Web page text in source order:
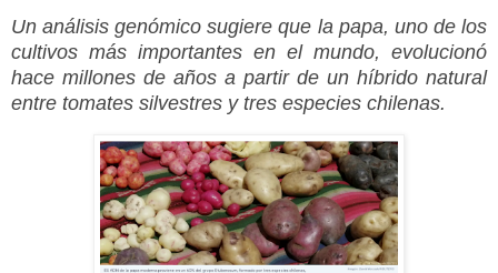
Un análisis genómico sugiere que la papa, uno de los
cultivos más importantes en el mundo, evolucionó
hace millones de años a partir de un híbrido natural
entre tomates silvestres y tres especies chilenas.